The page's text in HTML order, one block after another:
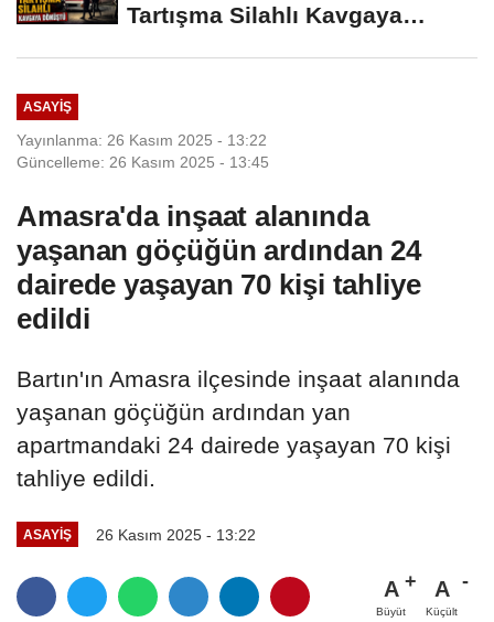
Tartışma Silahlı Kavgaya
ASAYIŞ
Yayınlanma: 26 Kasım 2025 - 13:22
Güncelleme: 26 Kasım 2025 - 13:45
Amasra'da inşaat alanında
yaşanan göçüğün ardından 24
dairede yaşayan 70 kişi tahliye
edildi
Bartın'ın Amasra ilçesinde inşaat alanında
yaşanan göçüğün ardından yan
apartmandaki 24 dairede yaşayan 70 kişi
tahliye edildi.
ASAYIŞ 26 Kasım 2025 - 13:22
A
Büyüt
A
Küçült